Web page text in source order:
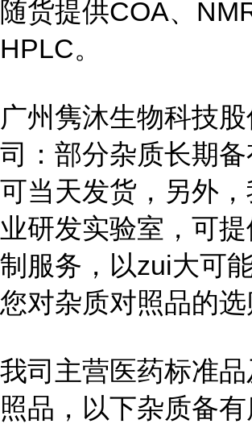
随货提供COA、
HPLC。
广州隽沐生物科技
司：部分杂质长期备
可当天发货，另外
业研发实验室，可
制服务，以zui大可
您对杂质对照品的选
我司主营医药标准
照品，以下杂质备